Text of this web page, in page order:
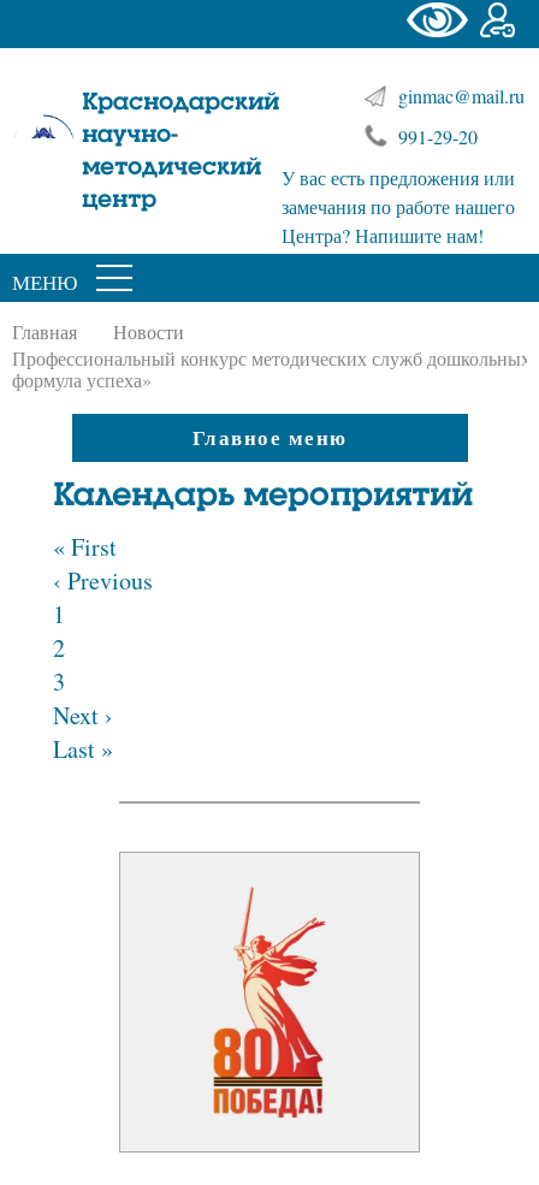
Краснодарский
научно-
методический
центр
ginmac@mail.ru
991-29-20
У вас есть предложения или
замечания по работе нашего
Центра? Напишите нам!
МЕНЮ
Главная
Новости
Профессиональный конкурс методических служб дошкольных
формула успеха»
Главное меню
Календарь мероприятий
« First
‹ Previous
1
2
3
Next ›
Last »